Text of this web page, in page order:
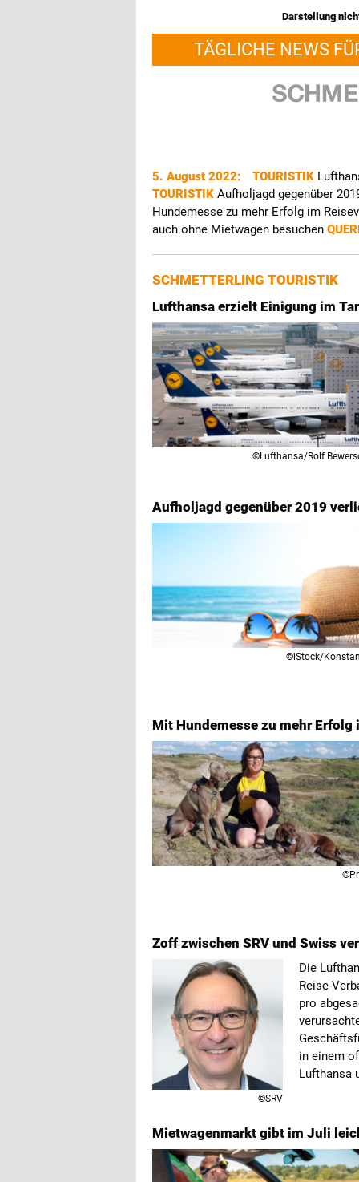
Darstellung
TÄGLICHE NEWS
5. August 2022: TOURISTIK
TOURISTIK Aufholjagd gegenüber
Hundemesse zu mehr Erfolg im
auch ohne Mietwagen besuchen
SCHMETTERLING TOURISTIK
Lufthansa erzielt Einigung im
©Lufthansa/Rolf
Aufholjagd gegenüber 2019
©iStock/
Mit Hundemesse zu mehr Erfolg
Zoff zwischen SRV und Swiss
©SRV
Die
Reise-
pro
in einem
Lufthansa
Mietwagenmarkt gibt im Juli